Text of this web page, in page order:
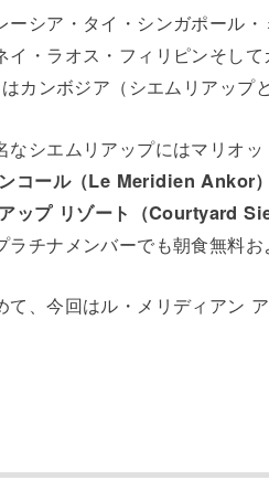
ーシア・タイ・シンガポール
・ラオス・フィリピンそして
カンボジア（シエムリアップ
なシエムリアップにはマリオ
コール（Le Meridien Ankor）
ップ リゾート（Courtyard
チナメンバーでも朝食無料
、今回はル・メリディアン